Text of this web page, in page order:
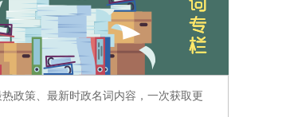
策、最新时政名词内容，一次获取更